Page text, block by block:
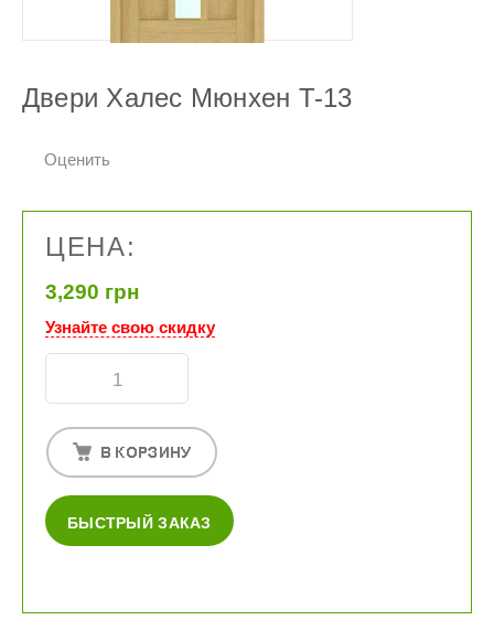
Двери Халес Мюнхен T-13
Оценить
ЦЕНА:
3,290 грн
Узнайте свою скидку
БЫСТРЫЙ ЗАКАЗ